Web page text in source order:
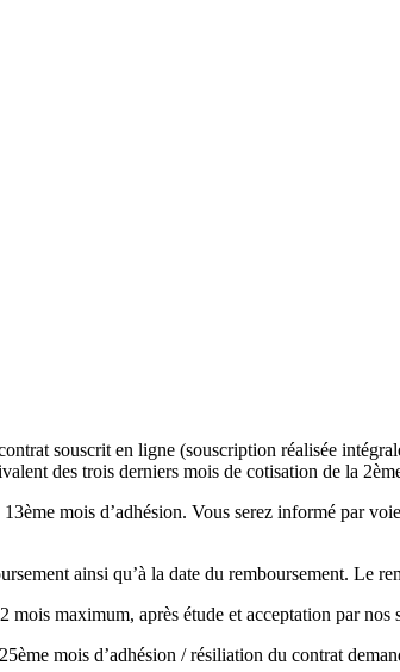
souscrit en ligne (souscription réalisée
des trois derniers mois de cotisation de la
mois d’adhésion. Vous serez informé par
ainsi qu’à la date du remboursement. Le
maximum, après étude et acceptation par nos
mois d’adhésion / résiliation du contrat